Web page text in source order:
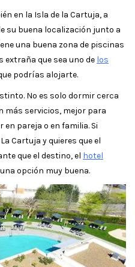
en la Isla de la Cartuja, a
su buena localización junto a
una buena zona de piscinas
extraña que sea uno de los
podrías alojarte.
No es solo dormir cerca
más servicios, mejor para
pareja o en familia. Si
Cartuja y quieres que el
que el destino, el hotel
opción muy buena.